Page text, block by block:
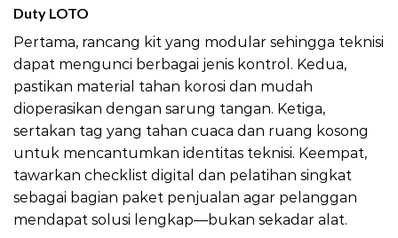
Duty LOTO
Pertama, rancang kit yang modular sehingga teknisi
dapat mengunci berbagai jenis kontrol. Kedua,
pastikan material tahan korosi dan mudah
dioperasikan dengan sarung tangan. Ketiga,
sertakan tag yang tahan cuaca dan ruang kosong
untuk mencantumkan identitas teknisi. Keempat,
tawarkan checklist digital dan pelatihan singkat
sebagai bagian paket penjualan agar pelanggan
mendapat solusi lengkap—bukan sekadar alat.